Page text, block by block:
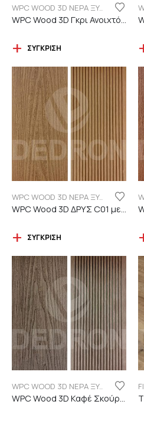
WPC WOOD 3D ΝΕΡΑ ΞΥΛΟΥ
ΣΎΓΚΡΙΣΗ
WPC WOOD 3D ΝΕΡΑ ΞΥΛΟΥ
ΣΎΓΚΡΙΣΗ
WPC WOOD 3D ΝΕΡΑ ΞΥΛΟΥ